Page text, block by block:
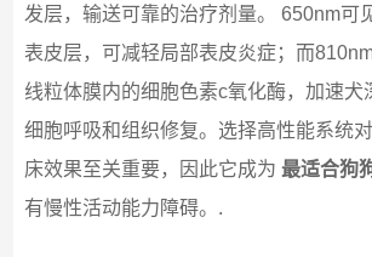
发层，输送可靠的治疗剂量。 650nm可
表皮层，可减轻局部表皮炎症；而
线粒体膜内的细胞色素c氧化酶，加速犬
细胞呼吸和组织修复。选择高性能系统
床效果至关重要，因此它成为 最适合狗
有慢性活动能力障碍。.